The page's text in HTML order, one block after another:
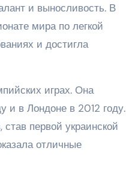
и выносливость. В
мира по легкой
и достигла
играх. Она
в Лондоне в 2012 году.
первой украинской
отличные